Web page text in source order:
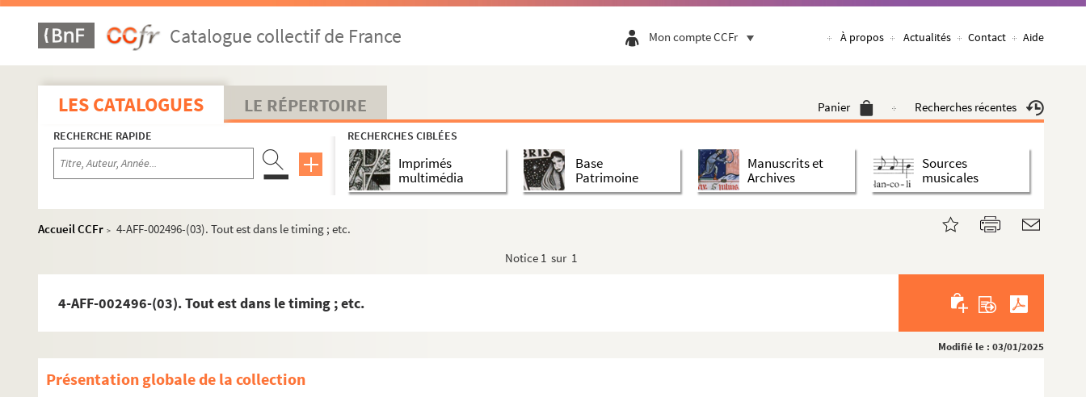
Catalogue collectif de France Mon compte CCFr À propos Actualités Contact Aide
LES CATALOGUES LE RÉPERTOIRE Panier Recherches récentes
RECHERCHE RAPIDE RECHERCHES CIBLÉES
Imprimés
multimédia
Base
Patrimoine
Manuscrits et
Archives
Sources
musicales
Accueil CCFr > 4-AFF-002496-(03). Tout est dans le timing ; etc.
Notice 1 sur 1
4-AFF-002496-(03). Tout est dans le timing ; etc.
Modifié le : 03/01/2025
Présentation globale de la collection
La Cigale
Ciné 13 Théâtre. Ciné-Théâtre du Moulin de la Galette
Cour du Maroc
Le Divan du monde
Dix-Huit Théâtre
Elysée-Montmartre
Ève
Le Funambule
Historial de Montmartre
Au Lapin agile
Lavoir moderne parisien
Manufacture des Abbesses